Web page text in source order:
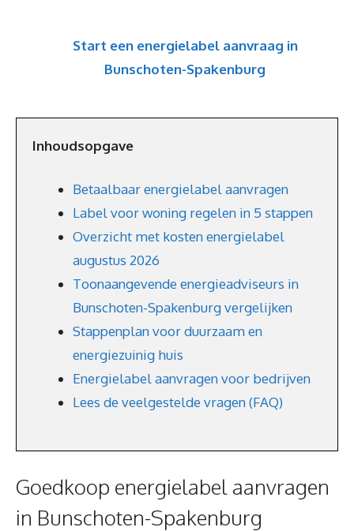
Start een energielabel aanvraag in
Bunschoten-Spakenburg
Inhoudsopgave
Betaalbaar energielabel aanvragen
Label voor woning regelen in 5 stappen
Overzicht met kosten energielabel
augustus 2026
Toonaangevende energieadviseurs in
Bunschoten-Spakenburg vergelijken
Stappenplan voor duurzaam en
energiezuinig huis
Energielabel aanvragen voor bedrijven
Lees de veelgestelde vragen (FAQ)
Goedkoop energielabel aanvragen
in Bunschoten-Spakenburg